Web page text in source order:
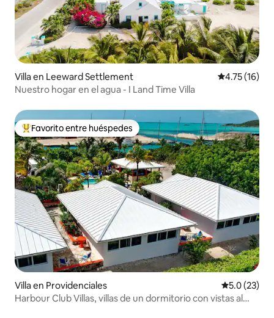
Villa en Leeward Settlement Calificación
4.75 (16)
Nuestro hogar en el agua - I Land Time Villa
Favorito entre huéspedes preferido
Favorito entre huéspedes
Villa en Providenciales Calificación
5.0 (23)
Harbour Club Villas, villas de un dormitorio con vistas al